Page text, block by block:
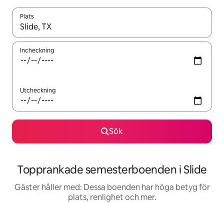
Plats
När resultaten är tillgängliga kan du navigera med upp- och
Incheckning
Utcheckning
Sök
Topprankade semesterboenden i Slide
Gäster håller med: Dessa boenden har höga betyg för
plats, renlighet och mer.